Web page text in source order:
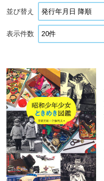
並び替え
表示件数